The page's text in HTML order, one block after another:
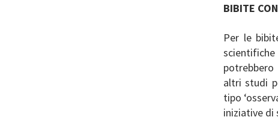
BIBITE
Per le
altri studi
tipo
iniziative di